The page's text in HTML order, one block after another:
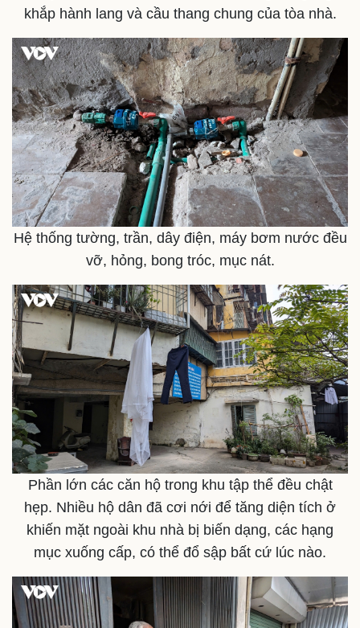
Bóng đá
Lịch thi đấu bóng đá
Thế giới thể thao
eSports
Hậu trường
Ô tô
Xe máy
Tư vấn
khắp hành lang và cầu thang chung của tòa nhà.
Hệ thống tường, trần, dây điện, máy bơm nước đều
vỡ, hỏng, bong tróc, mục nát.
Phần lớn các căn hộ trong khu tập thể đều chật
hẹp. Nhiều hộ dân đã cơi nới để tăng diện tích ở
khiến mặt ngoài khu nhà bị biến dạng, các hạng
mục xuống cấp, có thể đổ sập bất cứ lúc nào.